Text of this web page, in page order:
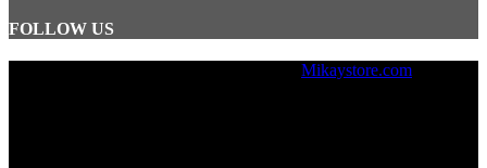
FOLLOW US
Mikaystore.com